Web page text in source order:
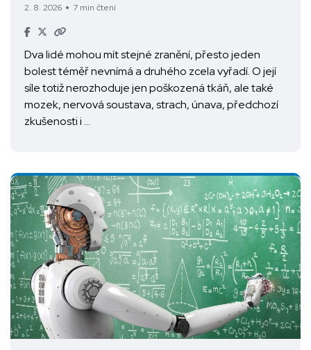
2. 8. 2026 7 min čtení
Dva lidé mohou mít stejné zranění, přesto jeden
bolest téměř nevnímá a druhého zcela vyřadí. O její
síle totiž nerozhoduje jen poškozená tkáň, ale také
mozek, nervová soustava, strach, únava, předchozí
zkušenosti i …